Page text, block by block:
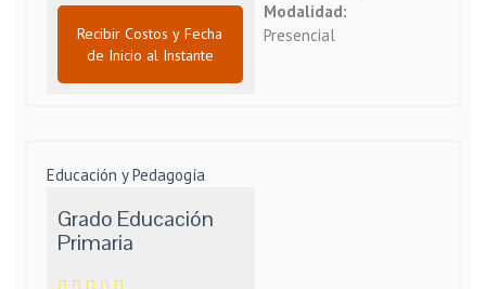
Recibir Costos y Fecha
de Inicio al Instante
Modalidad:
Presencial
Educación y Pedagogía
Grado Educación
Primaria